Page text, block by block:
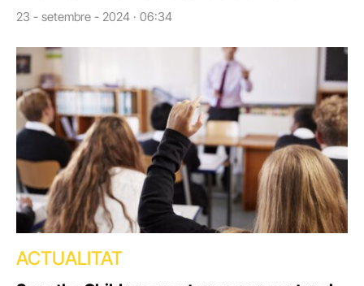
23 - setembre - 2024 · 06:34
ACTUALITAT